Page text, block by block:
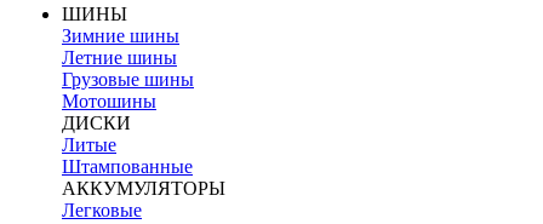
ШИНЫ
Зимние шины
Летние шины
Грузовые шины
Мотошины
ДИСКИ
Литые
Штампованные
АККУМУЛЯТОРЫ
Легковые